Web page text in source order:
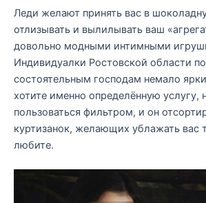
Леди желают принять вас в
отлизывать и вылилывать ваш
довольно модными интимными
Индивидуалки Ростовской области
состоятельным господам немало
хотите именно определённую услугу,
пользоваться фильтром, и он
куртизанок, желающих ублажать вас
любите.